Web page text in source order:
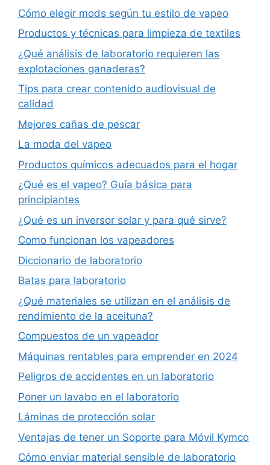
Cómo elegir mods según tu estilo de vapeo
Productos y técnicas para limpieza de textiles
¿Qué análisis de laboratorio requieren las
explotaciones ganaderas?
Tips para crear contenido audiovisual de
calidad
Mejores cañas de pescar
La moda del vapeo
Productos químicos adecuados para el hogar
¿Qué es el vapeo? Guía básica para
principiantes
¿Qué es un inversor solar y para qué sirve?
Como funcionan los vapeadores
Diccionario de laboratorio
Batas para laboratorio
¿Qué materiales se utilizan en el análisis de
rendimiento de la aceituna?
Compuestos de un vapeador
Máquinas rentables para emprender en 2024
Peligros de accidentes en un laboratorio
Poner un lavabo en el laboratorio
Láminas de protección solar
Ventajas de tener un Soporte para Móvil Kymco
Cómo enviar material sensible de laboratorio